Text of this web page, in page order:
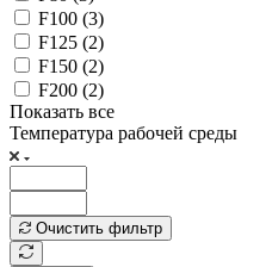
F100 (3)
F125 (2)
F150 (2)
F200 (2)
Показать все
Температура рабочей среды
Очистить фильтр